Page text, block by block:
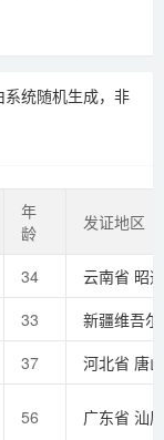
统随机生成，非
年
龄
发证地区
34 云南省 昭
33
新疆维吾
37 河北省 唐
56 广东省 汕